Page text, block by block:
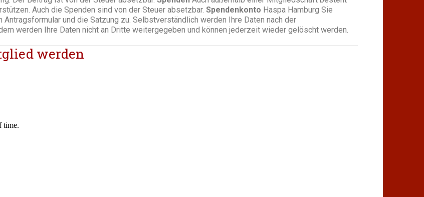
Auch die Spenden sind von der Steuer absetzbar. Spendenkonto Haspa Hamburg Sie
und die Satzung zu. Selbstverständlich werden Ihre Daten nach der
werden Ihre Daten nicht an Dritte weitergegeben und können jederzeit wieder gelöscht werden.
werden